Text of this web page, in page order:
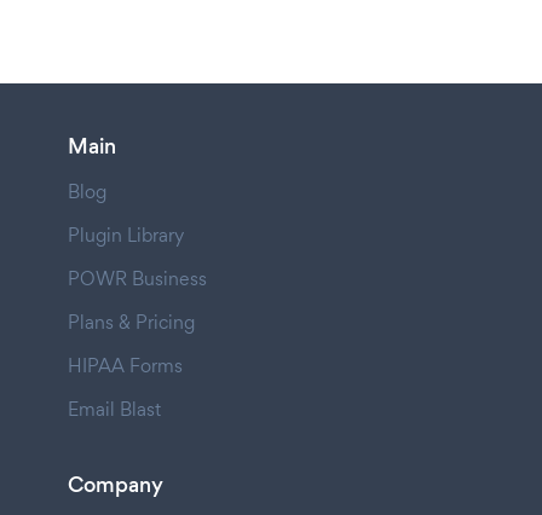
Main
Blog
Plugin Library
POWR Business
Plans & Pricing
HIPAA Forms
Email Blast
Company